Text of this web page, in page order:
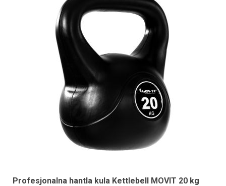
Profesjonalna hantla kula Kettlebell MOVIT 20 kg